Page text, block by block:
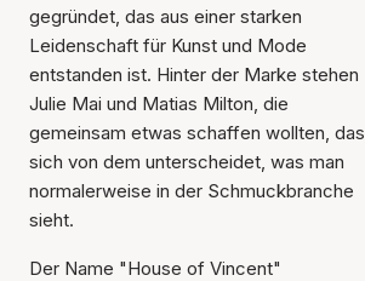
gegründet, das aus einer starken
Leidenschaft für Kunst und Mode
entstanden ist. Hinter der Marke stehen
Julie Mai und Matias Milton, die
gemeinsam etwas schaffen wollten, das
sich von dem unterscheidet, was man
normalerweise in der Schmuckbranche
sieht.
Der Name "House of Vincent"